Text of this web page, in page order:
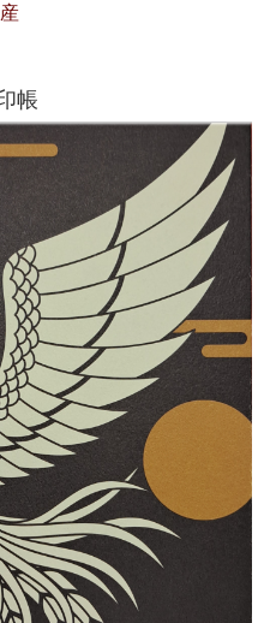
帳